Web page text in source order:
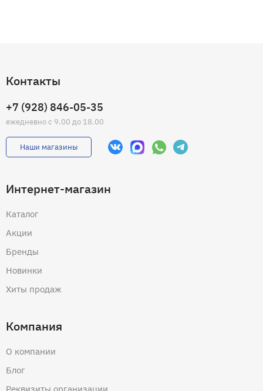
Контакты
+7 (928) 846-05-35
ежедневно с 9.00 до 18.00
Наши магазины
Интернет-магазин
Каталог
Акции
Бренды
Новинки
Хиты продаж
Компания
О компании
Блог
Реквизиты организации